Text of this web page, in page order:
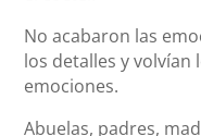
No acabaron las
los detalles y volvían
emociones.
Abuelas, padres,